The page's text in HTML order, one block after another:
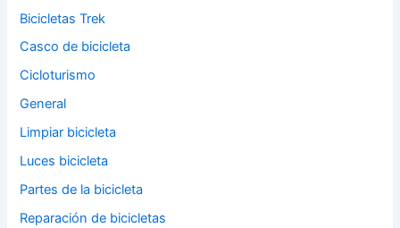
Bicicletas Trek
Casco de bicicleta
Cicloturismo
General
Limpiar bicicleta
Luces bicicleta
Partes de la bicicleta
Reparación de bicicletas